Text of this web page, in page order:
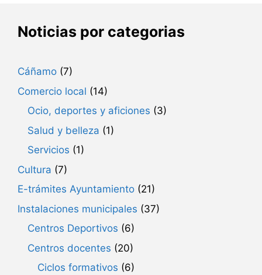
Noticias por categorias
Cáñamo (7)
Comercio local (14)
Ocio, deportes y aficiones (3)
Salud y belleza (1)
Servicios (1)
Cultura (7)
E-trámites Ayuntamiento (21)
Instalaciones municipales (37)
Centros Deportivos (6)
Centros docentes (20)
Ciclos formativos (6)